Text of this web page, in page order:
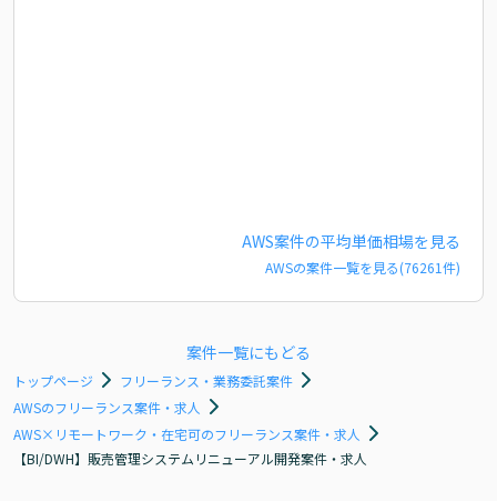
AWS案件の平均単価相場を見る
AWSの案件一覧を見る(76261件)
案件一覧にもどる
トップページ
フリーランス・業務委託案件
AWSのフリーランス案件・求人
AWS×リモートワーク・在宅可のフリーランス案件・求人
【BI/DWH】販売管理システムリニューアル開発案件・求人